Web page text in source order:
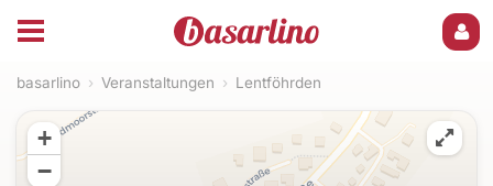
basarlino › Veranstaltungen › Lentföhrden
+
−